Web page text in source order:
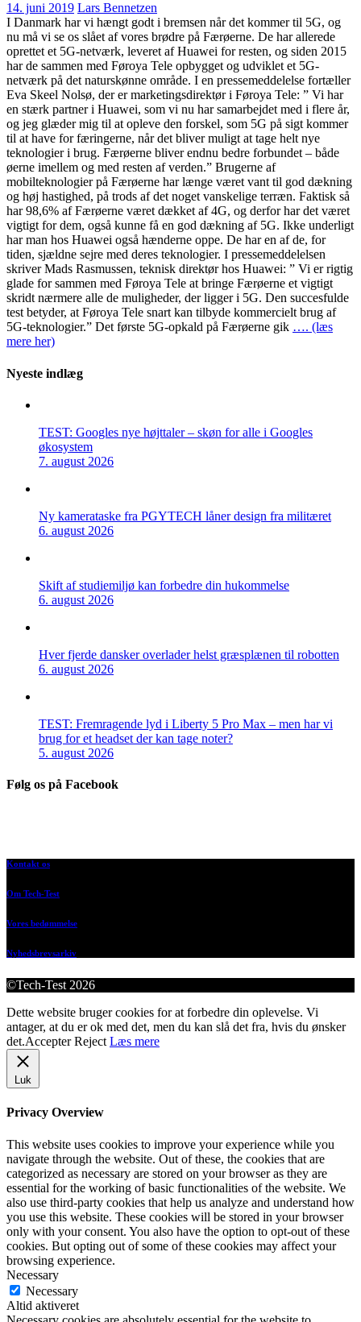
14. juni 2019 Lars Bennetzen
I Danmark har vi hængt godt i bremsen når det kommer til 5G, og
nu må vi se os slået af vores brødre på Færøerne. De har allerede
oprettet et 5G-netværk, leveret af Huawei for resten, og siden 2015
har de sammen med Føroya Tele opbygget og udviklet et 5G-
netværk på det naturskønne område. I en pressemeddelelse fortæller
Eva Skeel Nolsø, der er marketingsdirektør i Føroya Tele: ” Vi har
en stærk partner i Huawei, som vi nu har samarbejdet med i flere år,
og jeg glæder mig til at opleve den forskel, som 5G på sigt kommer
til at have for færingerne, når det bliver muligt at tage helt nye
teknologier i brug. Færøerne bliver endnu bedre forbundet – både
øerne imellem og med resten af verden.” Brugerne af
mobilteknologier på Færøerne har længe været vant til god dækning
og høj hastighed, på trods af det noget vanskelige terræn. Faktisk så
har 98,6% af Færøerne været dækket af 4G, og derfor har det været
vigtigt for dem, også kunne få en god dækning af 5G. Ikke underligt
har man hos Huawei også hænderne oppe. De har en af de, for
tiden, sjældne sejre med deres teknologier. I pressemeddelelsen
skriver Mads Rasmussen, teknisk direktør hos Huawei: ” Vi er rigtig
glade for sammen med Føroya Tele at bringe Færøerne et vigtigt
skridt nærmere alle de muligheder, der ligger i 5G. Den succesfulde
test betyder, at Føroya Tele snart kan tilbyde kommercielt brug af
5G-teknologier.” Det første 5G-opkald på Færøerne gik …. (læs
mere her)
Nyeste indlæg
TEST: Googles nye højttaler – skøn for alle i Googles
økosystem
7. august 2026
Ny kamerataske fra PGYTECH låner design fra militæret
6. august 2026
Skift af studiemiljø kan forbedre din hukommelse
6. august 2026
Hver fjerde dansker overlader helst græsplænen til robotten
6. august 2026
TEST: Fremragende lyd i Liberty 5 Pro Max – men har vi
brug for et headset der kan tage noter?
5. august 2026
Følg os på Facebook
Kontakt os
Om Tech-Test
Vores bedømmelse
Nyhedsbrevsarkiv
©Tech-Test 2026
Dette website bruger cookies for at forbedre din oplevelse. Vi
antager, at du er ok med det, men du kan slå det fra, hvis du ønsker
det.Accepter Reject Læs mere
Luk
Privacy Overview
This website uses cookies to improve your experience while you
navigate through the website. Out of these, the cookies that are
categorized as necessary are stored on your browser as they are
essential for the working of basic functionalities of the website. We
also use third-party cookies that help us analyze and understand how
you use this website. These cookies will be stored in your browser
only with your consent. You also have the option to opt-out of these
cookies. But opting out of some of these cookies may affect your
browsing experience.
Necessary
Necessary
Altid aktiveret